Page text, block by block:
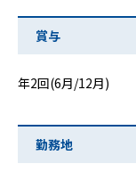
賞与
年2回(6月/12月)
勤務地